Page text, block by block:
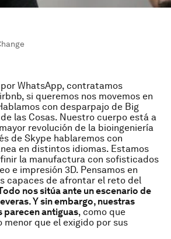
WhatsApp, contratamos
si queremos nos movemos en
con desparpajo de Big
las Cosas. Nuestro cuerpo está a
revolución de la bioingeniería
de Skype hablaremos con
en distintos idiomas. Estamos
la manufactura con sofisticados
e impresión 3D. Pensamos en
capaces de afrontar el reto del
nos sitúa ante un escenario de
Y sin embargo, nuestras
parecen antiguas, como que
menor que el exigido por sus